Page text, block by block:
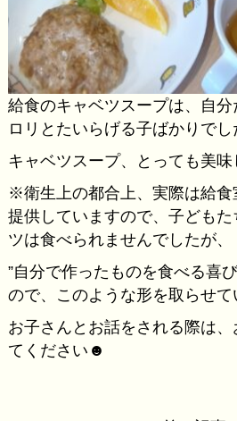
給食のキャベツスープは、自
ロリとたいらげる子ばかりで
キャベツスープ、とっても美
※衛生上の都合上、実際は給食
提供していますので、子ども
ツは食べられませんでしたが、
”自分で作ったものを食べる喜
ので、このような形を取らせて
お子さんとお話をされる際は
てください☻